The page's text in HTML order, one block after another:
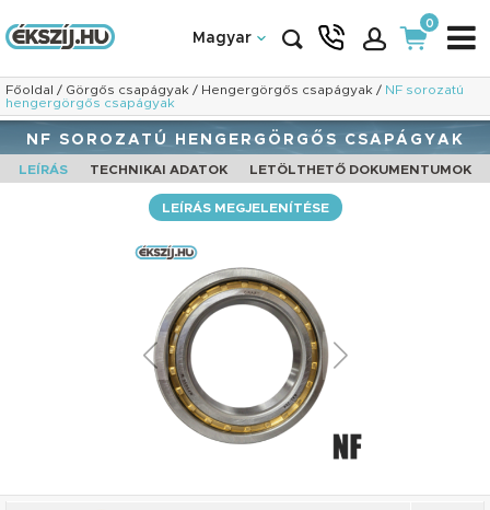
Magyar
0
Főoldal / Görgős csapágyak / Hengergörgős csapágyak / NF sorozatú
hengergörgős csapágyak
NF SOROZATÚ HENGERGÖRGŐS CSAPÁGYAK
LEÍRÁS TECHNIKAI ADATOK LETÖLTHETŐ DOKUMENTUMOK
LEÍRÁS MEGJELENÍTÉSE